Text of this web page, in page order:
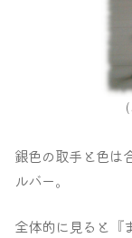
銀色の取手と色は
ルバー｡
全体的に見ると『